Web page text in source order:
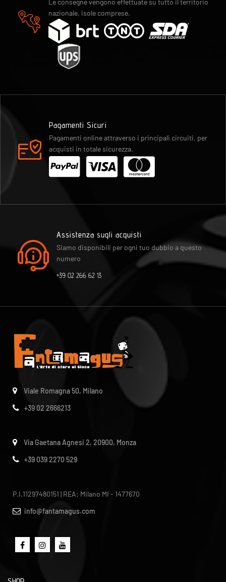
nazionale, isole comprese.
Pagamenti Sicuri
Pagamenti online attraverso i principali circuiti, per
acquisti in totale sicurezza.
Assistenza sugli acquisti
Siamo disponibili per ogni tuo dubbio a questo
numero
+39 02 266 62 13
Viale Romagna 50, Milano
+39 02 2666213
Via Gaetana Agnesi 2, 20900, Monza
+39 039 2270 529
P.I.11297480151 | REA: Milano MI - 1477670
info@fantamagus.com